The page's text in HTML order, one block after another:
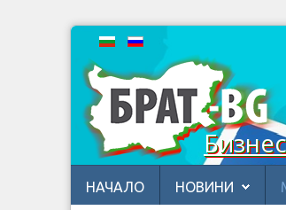
НАЧАЛО НОВИНИ